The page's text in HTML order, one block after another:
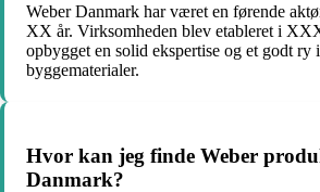
Weber Danmark har været en førende
XX år. Virksomheden blev etableret i
opbygget en solid ekspertise og et godt
byggematerialer.
Hvor kan jeg finde Weber
Danmark?